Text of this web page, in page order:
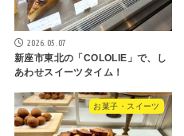
2026.05.07
新座市東北の「COLOLIE」で、し
あわせスイーツタイム！
お菓子・スイーツ